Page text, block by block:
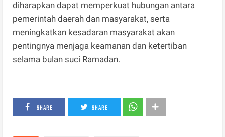
diharapkan dapat memperkuat hubungan antara
pemerintah daerah dan masyarakat, serta
meningkatkan kesadaran masyarakat akan
pentingnya menjaga keamanan dan ketertiban
selama bulan suci Ramadan.
SHARE SHARE